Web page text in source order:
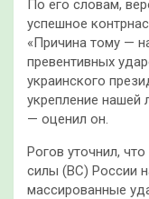
По его словам,
успешное
«Причина тому —
превентивных
украинского
укрепление нашей
— оценил он.
Рогов уточнил,
силы (ВС) России
массированные